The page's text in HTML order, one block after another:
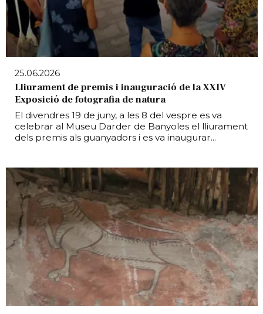
25.06.2026
Lliurament de premis i inauguració de la XXIV
Exposició de fotografia de natura
El divendres 19 de juny, a les 8 del vespre es va
celebrar al Museu Darder de Banyoles el lliurament
dels premis als guanyadors i es va inaugurar...